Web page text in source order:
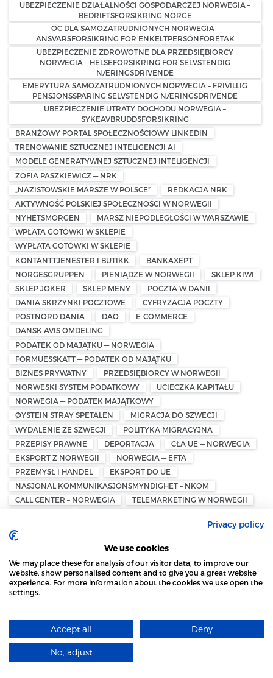
UBEZPIECZENIE DZIAŁALNOŚCI GOSPODARCZEJ NORWEGIA –
BEDRIFTSFORSIKRING NORGE
OC DLA SAMOZATRUDNIONYCH NORWEGIA –
ANSVARSFORSIKRING FOR ENKELTPERSONFORETAK
UBEZPIECZENIE ZDROWOTNE DLA PRZEDSIĘBIORCY
NORWEGIA – HELSEFORSIKRING FOR SELVSTENDIG
NÆRINGSDRIVENDE
EMERYTURA SAMOZATRUDNIONYCH NORWEGIA – FRIVILLIG
PENSJONSSPARING SELVSTENDIG NÆRINGSDRIVENDE
UBEZPIECZENIE UTRATY DOCHODU NORWEGIA –
SYKEAVBRUDDSFORSIKRING
BRANŻOWY PORTAL SPOŁECZNOŚCIOWY LINKEDIN
TRENOWANIE SZTUCZNEJ INTELIGENCJI AI
MODELE GENERATYWNEJ SZTUCZNEJ INTELIGENCJI
ZOFIA PASZKIEWICZ — NRK
„NAZISTOWSKIE MARSZE W POLSCE”
REDKACJA NRK
AKTYWNOŚĆ POLSKIEJ SPOŁECZNOŚCI W NORWEGII
NYHETSMORGEN
MARSZ NIEPODLEGŁOŚCI W WARSZAWIE
WPŁATA GOTÓWKI W SKLEPIE
WYPŁATA GOTÓWKI W SKLEPIE
KONTANTTJENESTER I BUTIKK
BANKAXEPT
NORGESGRUPPEN
PIENIĄDZE W NORWEGII
SKLEP KIWI
SKLEP JOKER
SKLEP MENY
POCZTA W DANII
DANIA SKRZYNKI POCZTOWE
CYFRYZACJA POCZTY
POSTNORD DANIA
DAO
E-COMMERCE
DANSK AVIS OMDELING
PODATEK OD MAJĄTKU — NORWEGIA
FORMUESSKATT — PODATEK OD MAJĄTKU
BIZNES PRYWATNY
PRZEDSIĘBIORCY W NORWEGII
NORWESKI SYSTEM PODATKOWY
UCIECZKA KAPITAŁU
NORWEGIA — PODATEK MAJĄTKOWY
ØYSTEIN STRAY SPETALEN
MIGRACJA DO SZWECJI
WYDALENIE ZE SZWECJI
POLITYKA MIGRACYJNA
PRZEPISY PRAWNE
DEPORTACJA
CŁA UE — NORWEGIA
EKSPORT Z NORWEGII
NORWEGIA — EFTA
PRZEMYSŁ I HANDEL
EKSPORT DO UE
NASJONAL KOMMUNIKASJONSMYNDIGHET – NKOM
CALL CENTER – NORWEGIA
TELEMARKETING W NORWEGII
PODATEK OD SPADKÓW I DAROWIZN
PODATEK KLIMATYCZNY
PODATKI W SZWAJCARII
MiCA — RYNKI KRYPTOAKTYWÓW
NORWESKO-POLSKA IZBA HANDLOWA — NPCC
NPCC – NORWEGIAN POLISH CHAMBER OF COMMERCE
DORADZTWO EMERYTALNE — NORWEGIA
INWESTOWANIE EMERYTALNE
INDYWIDUALNE OSZCZĘDNOŚCI EMERYTALNE — IPS
STRONA LOCAL MARKET WYKORZYSTUJE PLIKI
DOWIEDZ SIĘ WIĘCEJ
Privacy policy
We use cookies
We may place these for analysis of our visitor data, to improve our
website, show personalised content and to give you a great website
experience. For more information about the cookies we use open the
settings.
Accept all Deny
No, adjust